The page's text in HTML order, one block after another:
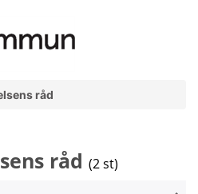
råd
råd (2 st)